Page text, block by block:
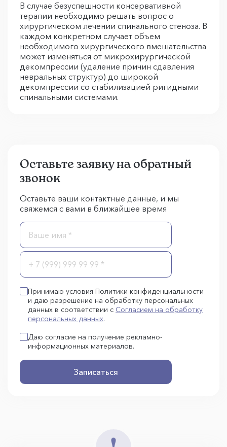
В случае безуспешности консервативной
терапии необходимо решать вопрос о
хирургическом лечении спинального стеноза. В
каждом конкретном случает объем
необходимого хирургического вмешательства
может изменяться от микрохирургической
декомпрессии (удаление причин сдавления
невральных структур) до широкой
декомпрессии со стабилизацией ригидными
спинальными системами.
Оставьте заявку на обратный
звонок
Оставьте ваши контактные данные, и мы
свяжемся с вами в ближайшее время
Принимаю условия Политики конфиденциальности
и даю разрешение на обработку персональных
данных в соответствии с Согласием на обработку
персональных данных.
Даю согласие на получение рекламно-
информационных материалов.
Записаться